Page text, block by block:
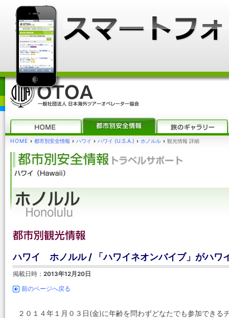
HOME › 都市別安全情報 › ハワイ › ハワイ (U.S.A.) › ホノルル › 観光情報 詳細
ハワイ ホノルル / 「ハワイネオンバイブ」がハワ
掲載日時： 2013年12月20日
前のページへ戻る
２０１４年１月０３日(金)に年齢を問わずどなたでも参加でき